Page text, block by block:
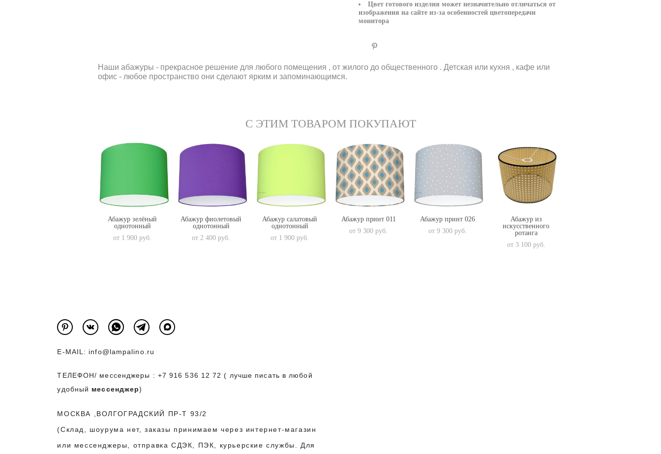
Цвет готового изделия может незначительно отличаться от
изображения на сайте из-за особенностей цветопередачи
монитора
Наши абажуры - прекрасное решение для любого помещения , от жилого до общественного . Детская или кухня , кафе или
офис - любое пространство они сделают ярким и запоминающимся.
С ЭТИМ ТОВАРОМ ПОКУПАЮТ
Абажур зелёный
однотонный
от 1 900 pуб.
Абажур фиолетовый
однотонный
от 2 400 pуб.
Абажур салатовый
однотонный
от 1 900 pуб.
Абажур принт 011
от 9 300 pуб.
Абажур принт 026
от 9 300 pуб.
Абажур из
искусственного
ротанга
от 3 100 pуб.
E-MAIL: info@lampalino.ru
ТЕЛЕФОН/ мессенджеры : +7 916 536 12 72 ( лучше писать в любой
удобный мессенджер)
МОСКВА ,ВОЛГОГРАДСКИЙ ПР-Т 93/2
(Склад, шоурума нет, заказы принимаем через интернет-магазин
или мессенджеры, отправка СДЭК, ПЭК, курьерские службы. Для